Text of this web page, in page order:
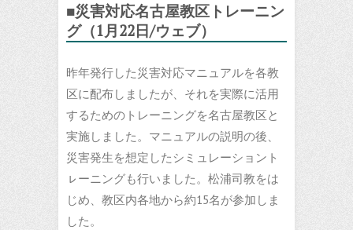
■災害対応名古屋教区トレーニン
グ（1月22日/ウェブ）
昨年発行した災害対応マニュアルを各教
区に配布しましたが、それを実際に活用
するためのトレーニングを名古屋教区と
実施しました。マニュアルの説明の後、
災害発生を想定したシミュレーショント
ㇾーニングも行いました。松浦司教をは
じめ、教区内各地から約15名が参加しま
した。